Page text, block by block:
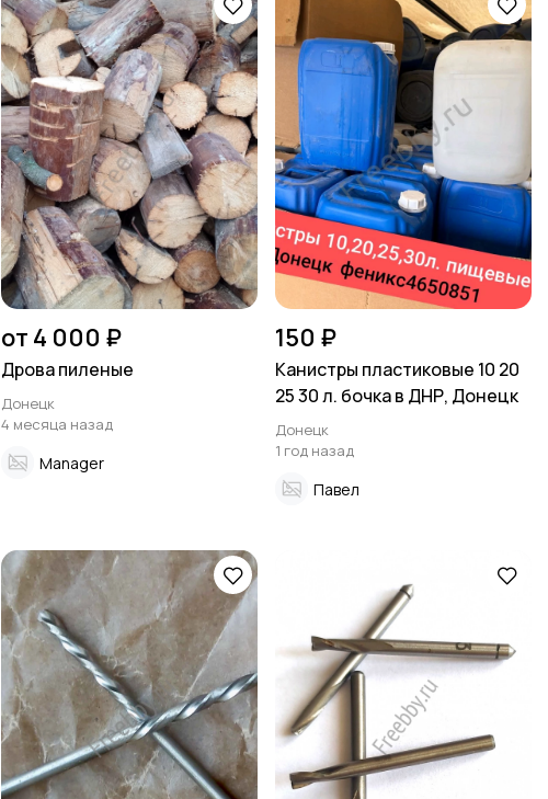
от 4 000 ₽
Дрова пиленые
Донецк
4 месяца назад
Manager
150 ₽
Канистры пластиковые 10 20
25 30 л. бочка в ДНР, Донецк
Донецк
1 год назад
Павел